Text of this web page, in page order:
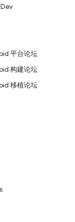
平台论坛
构建论坛
移植论坛